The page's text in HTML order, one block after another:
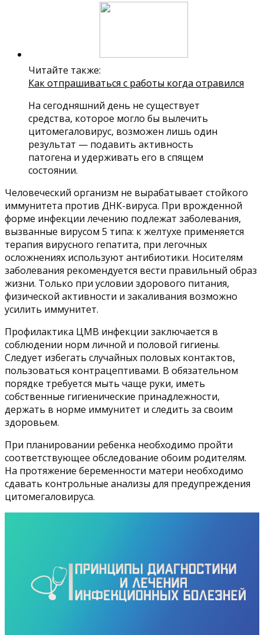
Читайте также:
Как отпрашиваться с работы когда отравился
На сегодняшний день не существует
средства, которое могло бы вылечить
цитомегаловирус, возможен лишь один
результат — подавить активность
патогена и удерживать его в спящем
состоянии.
Человеческий организм не вырабатывает стойкого
иммунитета против ДНК-вируса. При врожденной
форме инфекции лечению подлежат заболевания,
вызванные вирусом 5 типа: к желтухе применяется
терапия вирусного гепатита, при легочных
осложнениях используют антибиотики. Носителям
заболевания рекомендуется вести правильный образ
жизни. Только при условии здорового питания,
физической активности и закаливания возможно
усилить иммунитет.
Профилактика ЦМВ инфекции заключается в
соблюдении норм личной и половой гигиены.
Следует избегать случайных половых контактов,
пользоваться контрацептивами. В обязательном
порядке требуется мыть чаще руки, иметь
собственные гигиенические принадлежности,
держать в норме иммунитет и следить за своим
здоровьем.
При планировании ребенка необходимо пройти
соответствующее обследование обоим родителям.
На протяжение беременности матери необходимо
сдавать контрольные анализы для предупреждения
цитомегаловируса.